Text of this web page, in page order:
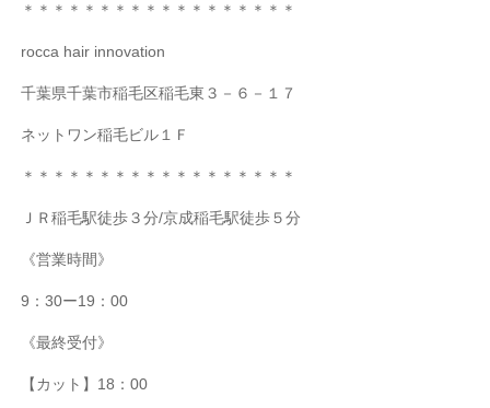
＊＊＊＊＊＊＊＊＊＊＊＊＊＊＊＊＊＊
rocca hair innovation
千葉県千葉市稲毛区稲毛東３－６－１７
ネットワン稲毛ビル１Ｆ
＊＊＊＊＊＊＊＊＊＊＊＊＊＊＊＊＊＊
ＪＲ稲毛駅徒歩３分/京成稲毛駅徒歩５分
《営業時間》
9 ：30ー19 ：00
《最終受付》
【カット】 18 ：00